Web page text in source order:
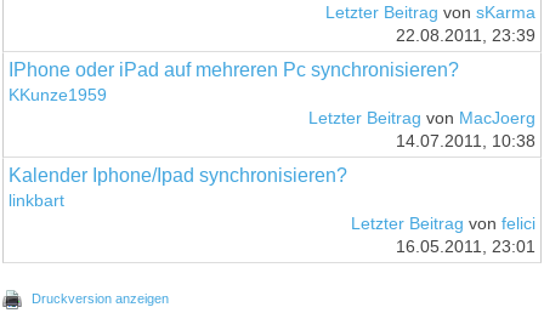
Letzter Beitrag von sKarma
22.08.2011, 23:39
IPhone oder iPad auf mehreren Pc synchronisieren?
KKunze1959
Letzter Beitrag von MacJoerg
14.07.2011, 10:38
Kalender Iphone/Ipad synchronisieren?
linkbart
Letzter Beitrag von felici
16.05.2011, 23:01
Druckversion anzeigen